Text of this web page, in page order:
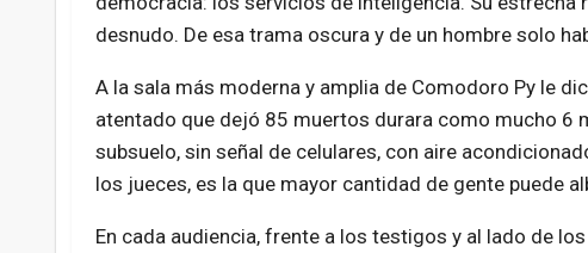
desnudo. De esa trama oscura y de un hombre solo
A la sala más moderna y amplia de Comodoro Py le
atentado que dejó 85 muertos durara como mucho 6
subsuelo, sin señal de celulares, con aire
los jueces, es la que mayor cantidad de gente puede
En cada audiencia, frente a los testigos y al lado de